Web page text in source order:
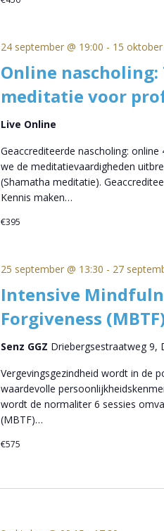
Online
meditatie voor
24 september @ 19:00 - 15 oktober
Live Online
Geaccrediteerde nascholing:
we de meditatievaardigheden
(Shamatha meditatie).
Kennis maken…
€395
Intensive
Forgiveness
25 september @ 13:30 - 27
Senz GGZ Driebergsestraatweg 9,
Vergevingsgezindheid wordt in de
waardevolle
wordt de normaliter 6 sessies
(MBTF)…
€575